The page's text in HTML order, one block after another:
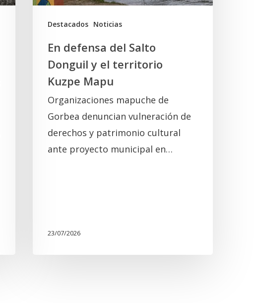
Destacados Noticias
territorio
Kuzpe
En defensa del Salto
Donguil y el territorio
Kuzpe Mapu
Organizaciones mapuche de
Gorbea denuncian vulneración de
derechos y patrimonio cultural
ante proyecto municipal en…
23/07/2026